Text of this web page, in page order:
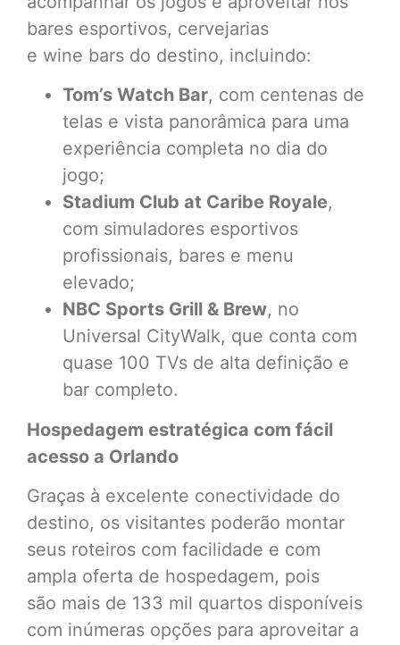
bares esportivos, cervejarias
e wine bars do destino, incluindo:
Tom’s Watch Bar, com centenas de
telas e vista panorâmica para uma
experiência completa no dia do
jogo;
Stadium Club at Caribe Royale,
com simuladores esportivos
profissionais, bares e menu
elevado;
NBC Sports Grill & Brew, no
Universal CityWalk, que conta com
quase 100 TVs de alta definição e
bar completo.
Hospedagem estratégica com fácil
acesso a Orlando
Graças à excelente conectividade do
destino, os visitantes poderão montar
seus roteiros com facilidade e com
ampla oferta de hospedagem, pois
são mais de 133 mil quartos disponíveis
com inúmeras opções para aproveitar a